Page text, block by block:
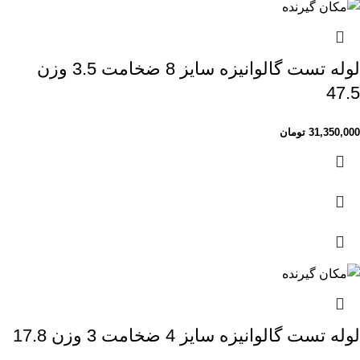
لوله تست گالوانیزه سایز 8 ضخامت 3.5 وزن
47.5
31,350,000 تومان
لوله تست گالوانیزه سایز 4 ضخامت 3 وزن 17.8